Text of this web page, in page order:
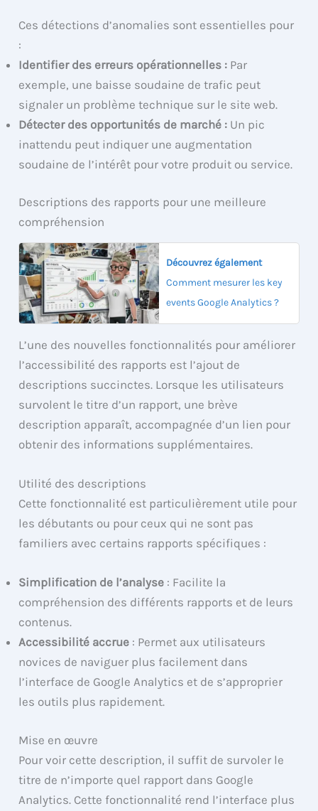
Ces détections d’anomalies sont essentielles pour
:
Identifier des erreurs opérationnelles : Par
exemple, une baisse soudaine de trafic peut
signaler un problème technique sur le site web.
Détecter des opportunités de marché : Un pic
inattendu peut indiquer une augmentation
soudaine de l’intérêt pour votre produit ou service.
Descriptions des rapports pour une meilleure
compréhension
Découvrez également
Comment mesurer les key
events Google Analytics ?
L’une des nouvelles fonctionnalités pour améliorer
l’accessibilité des rapports est l’ajout de
descriptions succinctes. Lorsque les utilisateurs
survolent le titre d’un rapport, une brève
description apparaît, accompagnée d’un lien pour
obtenir des informations supplémentaires.
Utilité des descriptions
Cette fonctionnalité est particulièrement utile pour
les débutants ou pour ceux qui ne sont pas
familiers avec certains rapports spécifiques :
Simplification de l’analyse : Facilite la
compréhension des différents rapports et de leurs
contenus.
Accessibilité accrue : Permet aux utilisateurs
novices de naviguer plus facilement dans
l’interface de Google Analytics et de s’approprier
les outils plus rapidement.
Mise en œuvre
Pour voir cette description, il suffit de survoler le
titre de n’importe quel rapport dans Google
Analytics. Cette fonctionnalité rend l’interface plus